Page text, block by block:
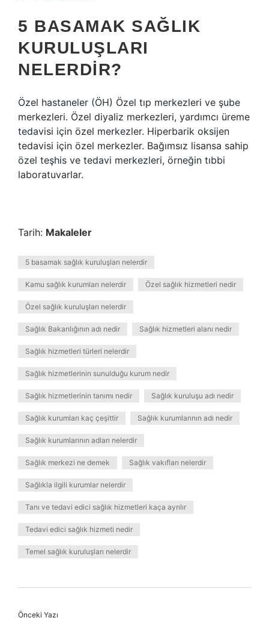
5 BASAMAK SAĞLIK
KURULUŞLARI
NELERDIR?
Özel hastaneler (ÖH) Özel tıp merkezleri ve şube
merkezleri. Özel diyaliz merkezleri, yardımcı üreme
tedavisi için özel merkezler. Hiperbarik oksijen
tedavisi için özel merkezler. Bağımsız lisansa sahip
özel teşhis ve tedavi merkezleri, örneğin tıbbi
laboratuvarlar.
Tarih: Makaleler
5 basamak sağlık kuruluşları nelerdir
Kamu sağlık kurumları nelerdir Özel sağlık hizmetleri nedir
Özel sağlık kuruluşları nelerdir
Sağlık Bakanlığının adı nedir Sağlık hizmetleri alanı nedir
Sağlık hizmetleri türleri nelerdir
Sağlık hizmetlerinin sunulduğu kurum nedir
Sağlık hizmetlerinin tanımı nedir Sağlık kuruluşu adı nedir
Sağlık kurumları kaç çeşittir Sağlık kurumlarının adı nedir
Sağlık kurumlarının adları nelerdir
Sağlık merkezi ne demek Sağlık vakıfları nelerdir
Sağlıkla ilgili kurumlar nelerdir
Tanı ve tedavi edici sağlık hizmetleri kaça ayrılır
Tedavi edici sağlık hizmeti nedir
Temel sağlık kuruluşları nelerdir
Önceki Yazı